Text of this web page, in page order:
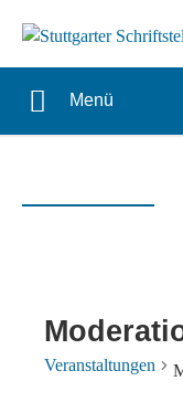
Menü
Veranstaltungen